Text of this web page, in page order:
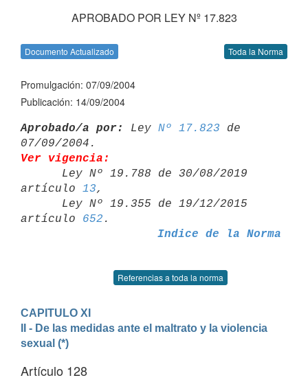
APROBADO POR LEY Nº 17.823
Documento Actualizado Toda la Norma
Promulgación: 07/09/2004
Publicación: 14/09/2004
Aprobado/a por: Ley Nº 17.823 de
Ver vigencia:
artículo 13,
artículo 652
Indice de la Norma
Referencias a toda la norma
CAPITULO XI
II - De las medidas ante el maltrato y la violencia
sexual (*)
Artículo 128